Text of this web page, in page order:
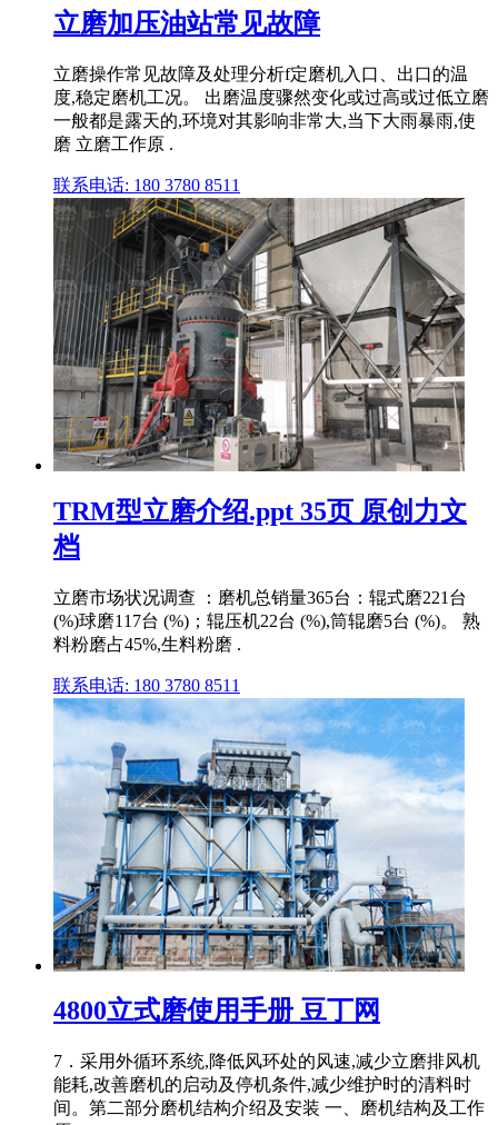
立磨加压油站常见故障
立磨操作常见故障及处理分析f定磨机入口、出口的温
度,稳定磨机工况。 出磨温度骤然变化或过高或过低立磨
一般都是露天的,环境对其影响非常大,当下大雨暴雨,使
磨 立磨工作原 .
联系电话: 180 3780 8511
TRM型立磨介绍.ppt 35页 原创力文
档
立磨市场状况调查 ：磨机总销量365台：辊式磨221台
(%)球磨117台 (%)；辊压机22台 (%),筒辊磨5台 (%)。 熟
料粉磨占45%,生料粉磨 .
联系电话: 180 3780 8511
4800立式磨使用手册 豆丁网
7．采用外循环系统,降低风环处的风速,减少立磨排风机
能耗,改善磨机的启动及停机条件,减少维护时的清料时
间。第二部分磨机结构介绍及安装 一、磨机结构及工作